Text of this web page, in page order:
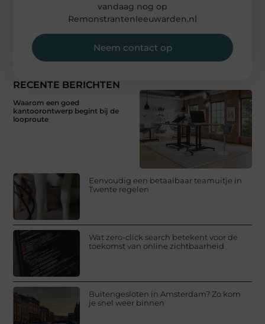
RECENTE BERICHTEN
Waarom een goed
kantoorontwerp begint bij de
looproute
Eenvoudig een betaalbaar teamuitje in
Twente regelen
Wat zero-click search betekent voor de
toekomst van online zichtbaarheid
Buitengesloten in Amsterdam? Zo kom
je snel weer binnen
vandaag nog op
Remonstrantenleeuwarden.nl
Neem contact op